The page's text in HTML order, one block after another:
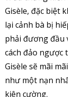
Gisèle, đặc biệt
lại cảnh bà bị
phải đương đầu
cách đảo ngược
Gisèle sẽ mãi
như một nạn
kiên cường.